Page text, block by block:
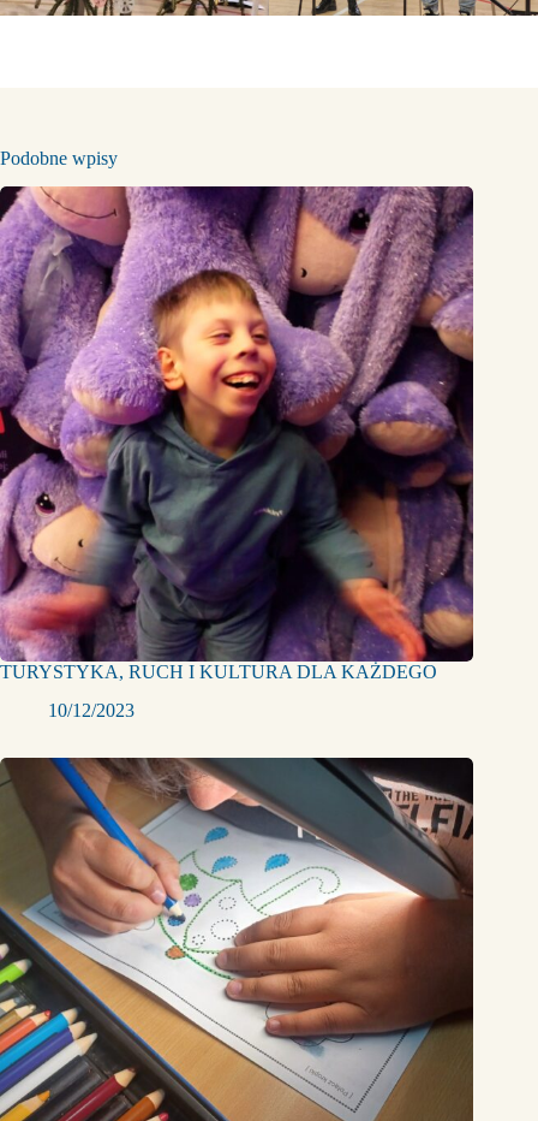
Podobne wpisy
TURYSTYKA, RUCH I KULTURA DLA KAŻDEGO
10/12/2023